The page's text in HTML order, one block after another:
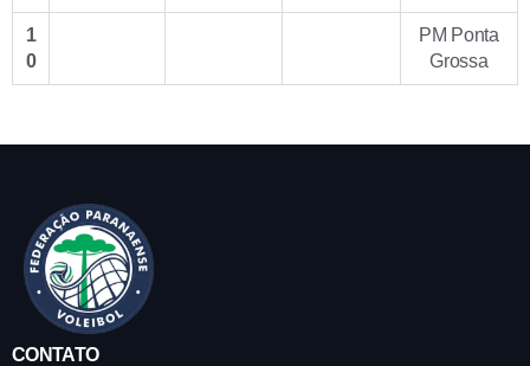
1
0
PM Ponta
Grossa
CONTATO